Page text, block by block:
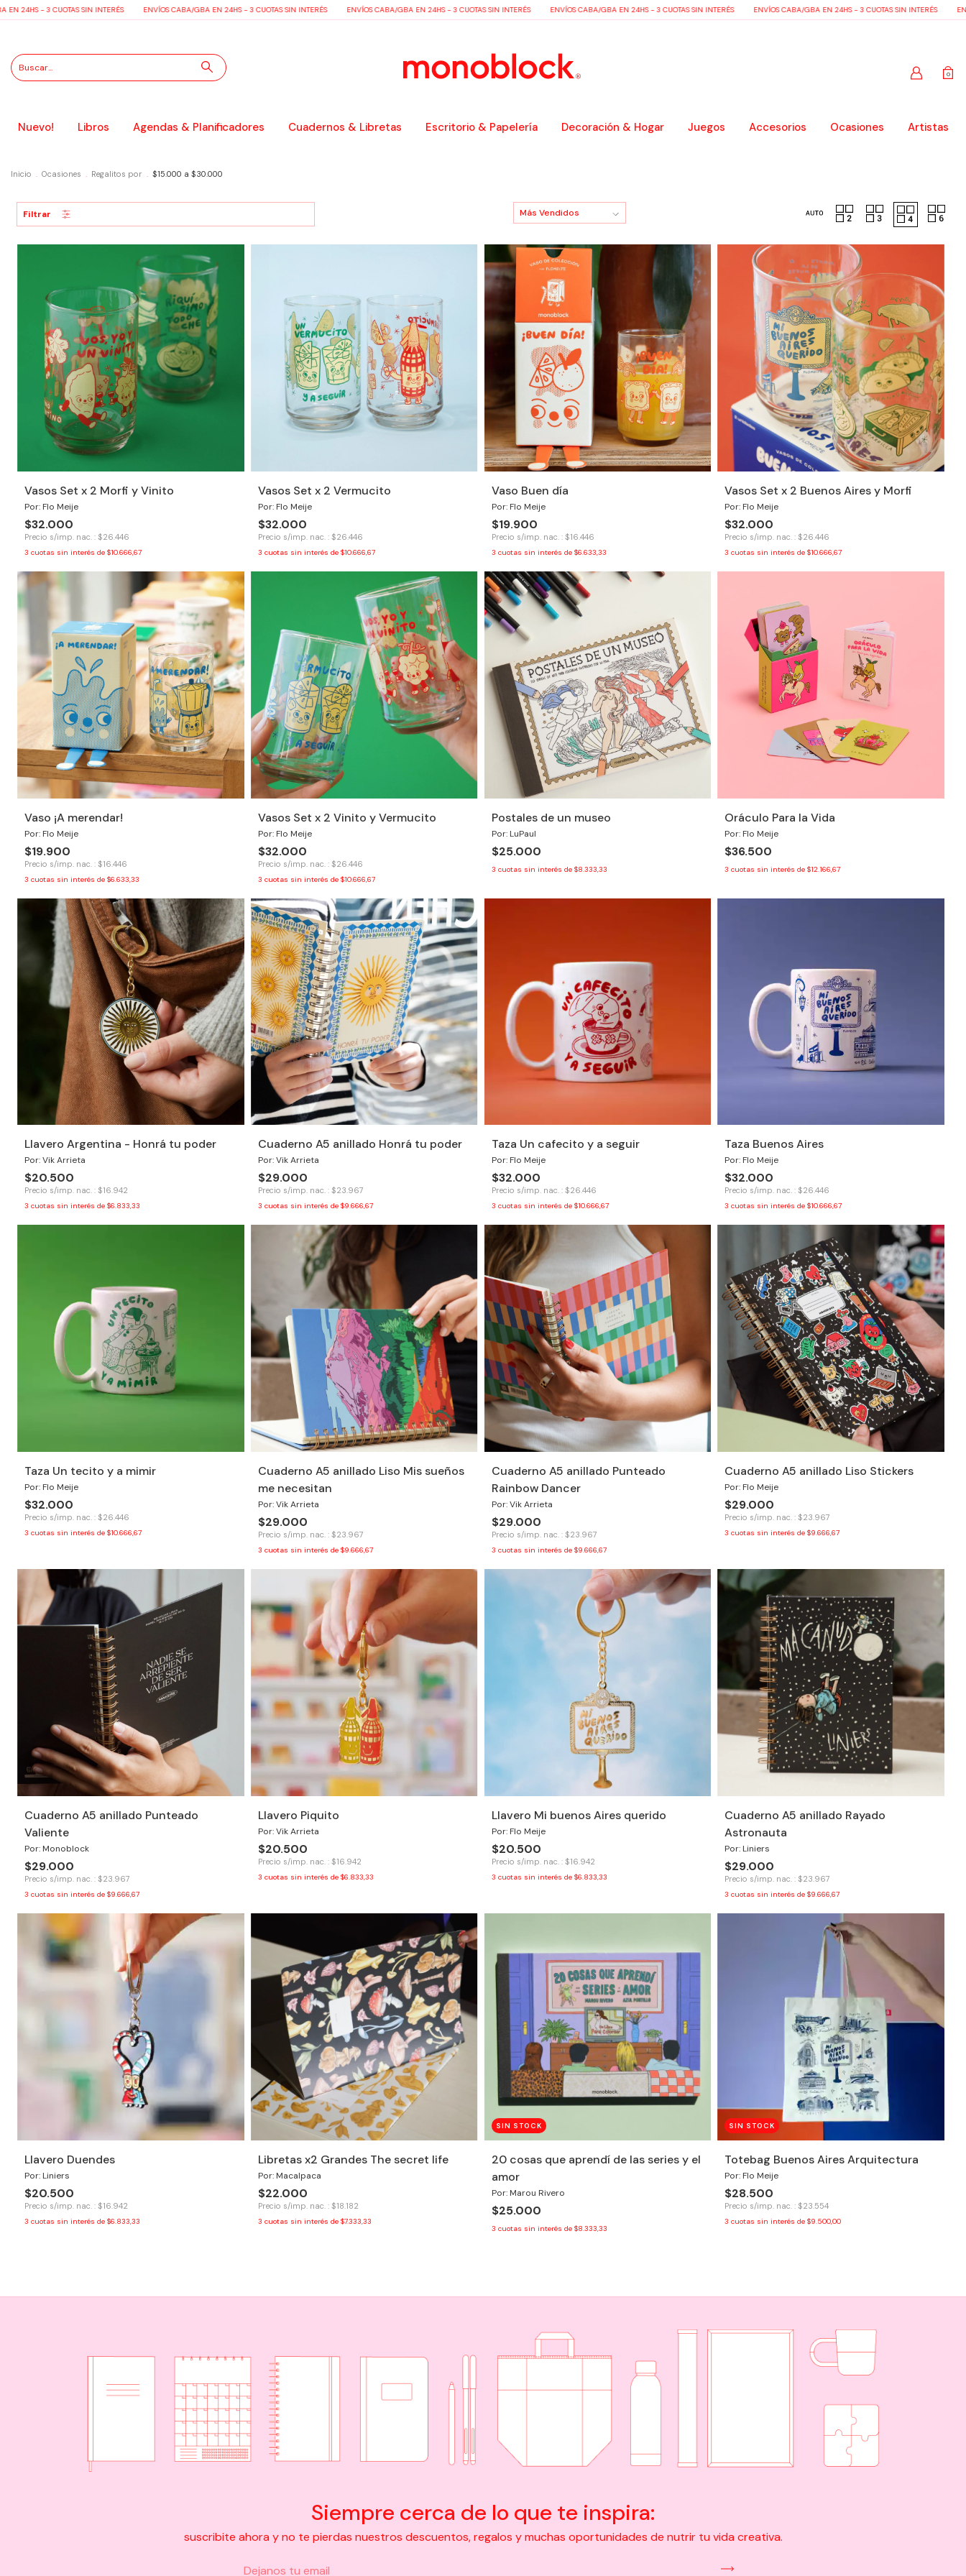
- 3 CUOTAS SIN INTERÉS ENVÍOS CABA/GBA EN 24HS - 3 CUOTAS SIN INTERÉS ENVÍOS CABA/GBA EN 24HS - 3 CUOTAS SIN INTERÉS ENVÍOS CABA/GBA EN 24HS - 3 CUOTAS SIN INTERÉS ENVÍOS CABA/GBA EN 24HS - 3 CUOTAS SIN INTERÉS ENVÍOS
0
Nuevo! Libros Agendas & Planificadores Cuadernos & Libretas Escritorio & Papelería Decoración & Hogar Juegos Accesorios Ocasiones Artistas
Inicio . Ocasiones . Regalitos por . $15.000 a $30.000
Filtrar
Vasos Set x 2 Morfi y Vinito
Por: Flo Meije
$32.000
Precio s/imp. nac. : $26.446
3 cuotas sin interés de $10.666,67
Vasos Set x 2 Vermucito
Por: Flo Meije
$32.000
Precio s/imp. nac. : $26.446
3 cuotas sin interés de $10.666,67
Vaso Buen día
Por: Flo Meije
$19.900
Precio s/imp. nac. : $16.446
3 cuotas sin interés de $6.633,33
Vasos Set x 2 Buenos Aires y Morfi
Por: Flo Meije
$32.000
Precio s/imp. nac. : $26.446
3 cuotas sin interés de$10.666,67
Vaso ¡A merendar!
Por: Flo Meije
$19.900
Precio s/imp. nac. : $16.446
3 cuotas sin interés de $6.633,33
Vasos Set x 2 Vinito y Vermucito
Por: Flo Meije
$32.000
Precio s/imp. nac. : $26.446
3 cuotas sin interés de $10.666,67
Postales de un museo
Por: LuPaul
$25.000
3 cuotas sin interés de $8.333,33
Oráculo Para la Vida
Por: Flo Meije
$36.500
3 cuotas sin interés de$12.166,67
Llavero Argentina - Honrá tu poder
Por: Vik Arrieta
$20.500
Precio s/imp. nac. : $16.942
3 cuotas sin interés de $6.833,33
Cuaderno A5 anillado Honrá tu poder
Por: Vik Arrieta
$29.000
Precio s/imp. nac. : $23.967
3 cuotas sin interés de $9.666,67
Taza Un cafecito y a seguir
Por: Flo Meije
$32.000
Precio s/imp. nac. : $26.446
3 cuotas sin interés de $10.666,67
Taza Buenos Aires
Por: Flo Meije
$32.000
Precio s/imp. nac. : $26.446
3 cuotas sin interés de$10.666,67
Taza Un tecito y a mimir
Por: Flo Meije
$32.000
Precio s/imp. nac. : $26.446
3 cuotas sin interés de $10.666,67
Cuaderno A5 anillado Liso Mis sueños
me necesitan
Por: Vik Arrieta
$29.000
Precio s/imp. nac. : $23.967
3 cuotas sin interés de $9.666,67
Cuaderno A5 anillado Punteado
Rainbow Dancer
Por: Vik Arrieta
$29.000
Precio s/imp. nac. : $23.967
3 cuotas sin interés de $9.666,67
Cuaderno A5 anillado Liso Stickers
Por: Flo Meije
$29.000
Precio s/imp. nac. : $23.967
3 cuotas sin interés de$9.666,67
Cuaderno A5 anillado Punteado
Valiente
Por: Monoblock
$29.000
Precio s/imp. nac. : $23.967
3 cuotas sin interés de $9.666,67
Llavero Piquito
Por: Vik Arrieta
$20.500
Precio s/imp. nac. : $16.942
3 cuotas sin interés de $6.833,33
Llavero Mi buenos Aires querido
Por: Flo Meije
$20.500
Precio s/imp. nac. : $16.942
3 cuotas sin interés de $6.833,33
Cuaderno A5 anillado Rayado
Astronauta
Por: Liniers
$29.000
Precio s/imp. nac. : $23.967
3 cuotas sin interés de$9.666,67
Llavero Duendes
Por: Liniers
$20.500
Precio s/imp. nac. : $16.942
3 cuotas sin interés de $6.833,33
Libretas x2 Grandes The secret life
Por: Macalpaca
$22.000
Precio s/imp. nac. : $18.182
3 cuotas sin interés de $7.333,33
SIN STOCK
20 cosas que aprendí de las series y el
amor
Por: Marou Rivero
$25.000
3 cuotas sin interés de $8.333,33
SIN STOCK
Totebag Buenos Aires Arquitectura
Por: Flo Meije
$28.500
Precio s/imp. nac. : $23.554
3 cuotas sin interés de$9.500,00
Siempre cerca de lo que te inspira:
suscribite ahora y no te pierdas nuestros descuentos, regalos y muchas oportunidades de nutrir tu vida creativa.